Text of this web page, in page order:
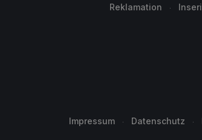
Reklamation
Impressum Datenschutz